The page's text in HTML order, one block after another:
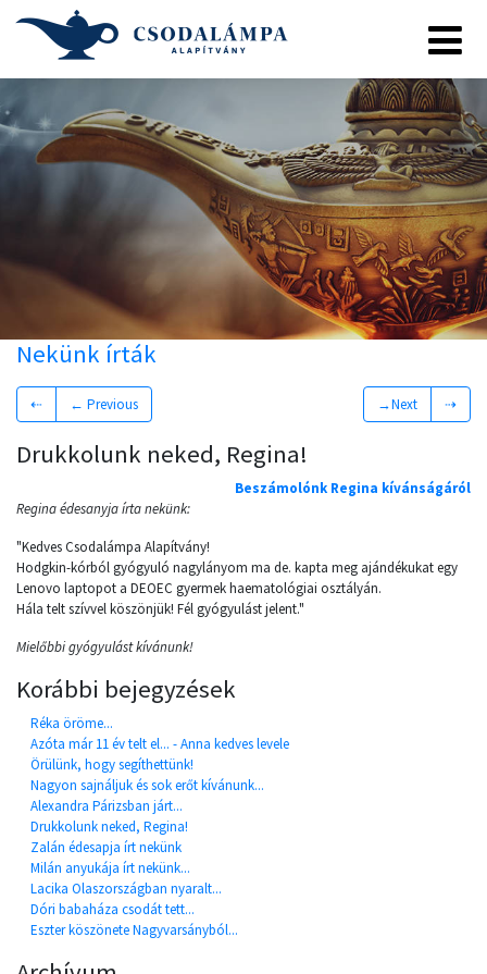
Nekünk írták
⇠ ← Previous →Next ⇢
Drukkolunk neked, Regina!
Beszámolónk Regina kívánságáról
Regina édesanyja írta nekünk:
"Kedves Csodalámpa Alapítvány!
Hodgkin-kórból gyógyuló nagylányom ma de. kapta meg ajándékukat egy
Lenovo laptopot a DEOEC gyermek haematológiai osztályán.
Hála telt szívvel köszönjük! Fél gyógyulást jelent."
Mielőbbi gyógyulást kívánunk!
Korábbi bejegyzések
Réka öröme...
Azóta már 11 év telt el... - Anna kedves levele
Örülünk, hogy segíthettünk!
Nagyon sajnáljuk és sok erőt kívánunk...
Alexandra Párizsban járt...
Drukkolunk neked, Regina!
Zalán édesapja írt nekünk
Milán anyukája írt nekünk...
Lacika Olaszországban nyaralt...
Dóri babaháza csodát tett...
Eszter köszönete Nagyvarsányból...